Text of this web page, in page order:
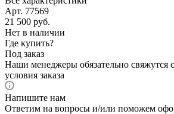
Арт. 77569
21 500 руб.
Нет в наличии
Где купить?
Под заказ
Наши менеджеры обязательно свяжутся
условия заказа
Напишите нам
Ответим на вопросы и/или поможем